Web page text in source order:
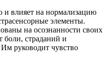
и влияет на нормализацию
элементы.
на осознанности своих
страданий и
руководит чувство